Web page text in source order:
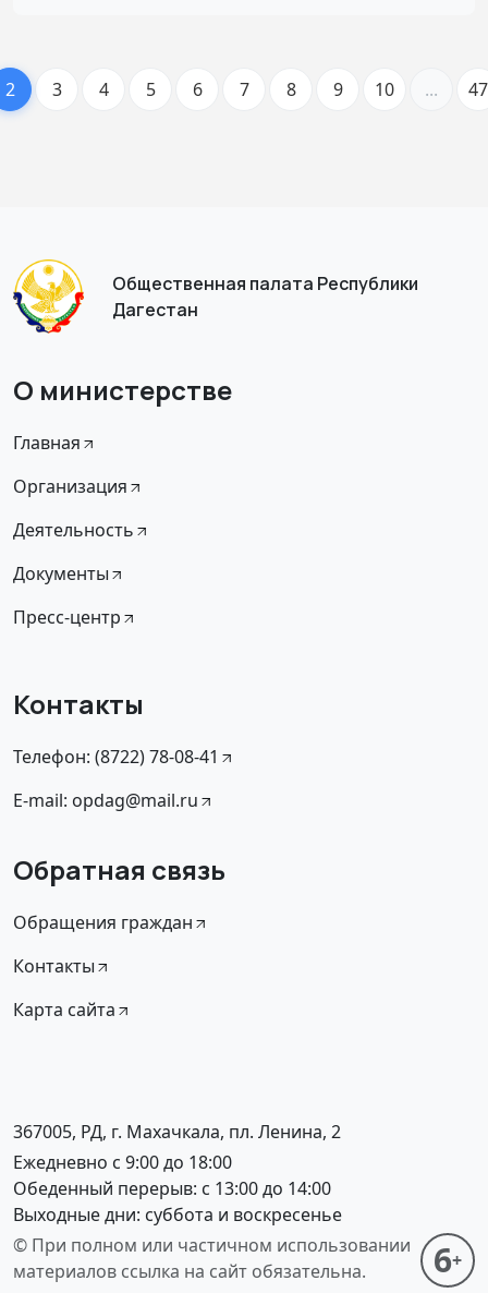
2 3 4 5 6 7 8 9 10 ... 47
Общественная палата Республики
Дагестан
О министерстве
Главная
Организация
Деятельность
Документы
Пресс-центр
Контакты
Телефон: (8722) 78-08-41
E-mail: opdag@mail.ru
Обратная связь
Обращения граждан
Контакты
Карта сайта
367005, РД, г. Махачкала, пл. Ленина, 2
Ежедневно с 9:00 до 18:00
Обеденный перерыв: с 13:00 до 14:00
Выходные дни: суббота и воскресенье
© При полном или частичном использовании
материалов ссылка на сайт обязательна.
6+